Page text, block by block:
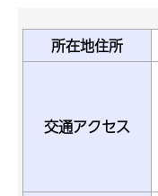
所在地住所
交通アクセス